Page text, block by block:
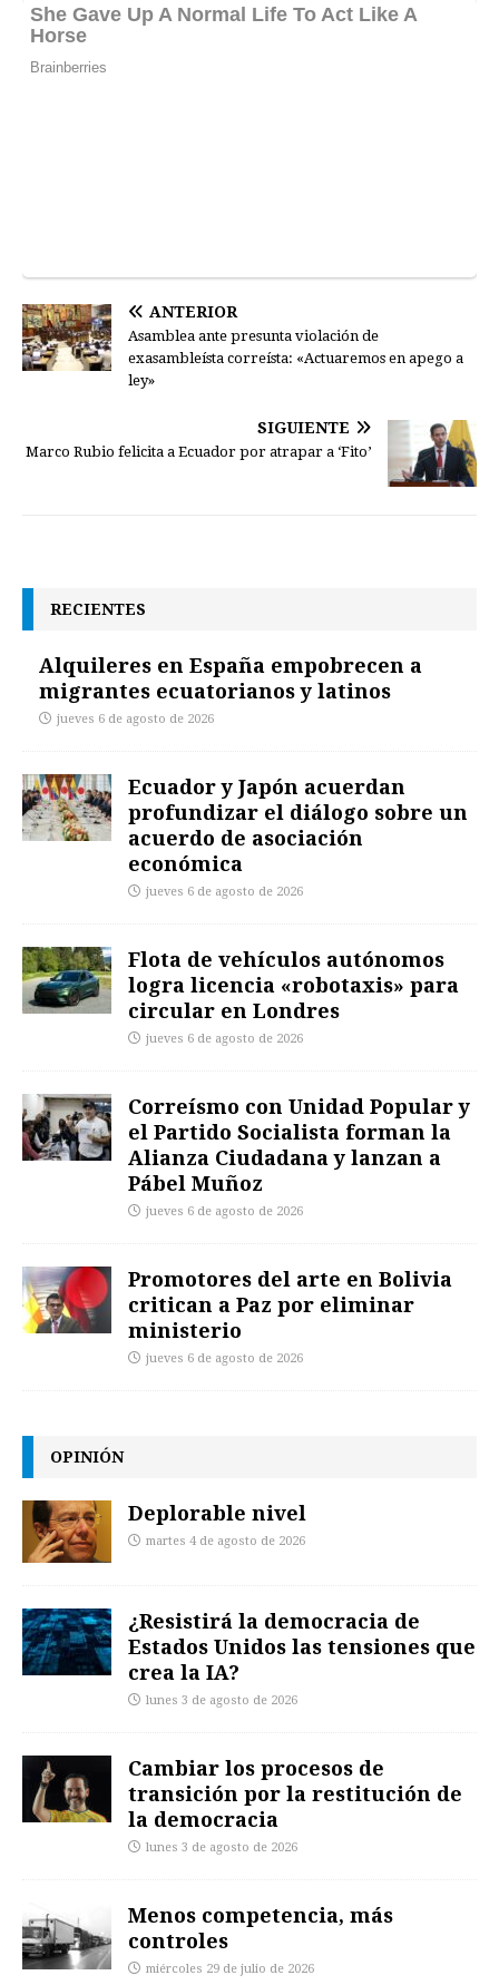
ANTERIOR
Asamblea ante presunta violación de
exasambleísta correísta: «Actuaremos en apego a
ley»
SIGUIENTE
Marco Rubio felicita a Ecuador por atrapar a ‘Fito’
RECIENTES
Alquileres en España empobrecen a
migrantes ecuatorianos y latinos
jueves 6 de agosto de 2026
Ecuador y Japón acuerdan
profundizar el diálogo sobre un
acuerdo de asociación
económica
jueves 6 de agosto de 2026
Flota de vehículos autónomos
logra licencia «robotaxis» para
circular en Londres
jueves 6 de agosto de 2026
Correísmo con Unidad Popular y
el Partido Socialista forman la
Alianza Ciudadana y lanzan a
Pábel Muñoz
jueves 6 de agosto de 2026
Promotores del arte en Bolivia
critican a Paz por eliminar
ministerio
jueves 6 de agosto de 2026
OPINIÓN
Deplorable nivel
martes 4 de agosto de 2026
¿Resistirá la democracia de
Estados Unidos las tensiones que
crea la IA?
lunes 3 de agosto de 2026
Cambiar los procesos de
transición por la restitución de
la democracia
lunes 3 de agosto de 2026
Menos competencia, más
controles
miércoles 29 de julio de 2026